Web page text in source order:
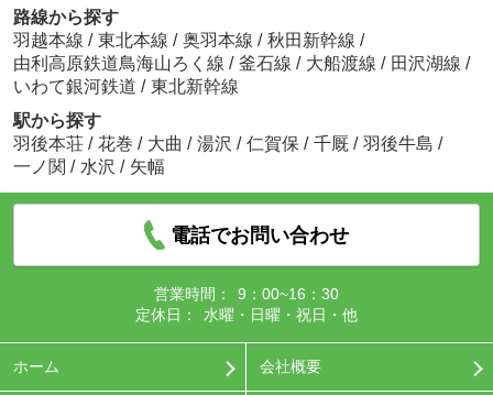
路線から探す
羽越本線 / 東北本線 / 奥羽本線 / 秋田新幹線 /
由利高原鉄道鳥海山ろく線 / 釜石線 / 大船渡線 / 田沢湖線 /
いわて銀河鉄道 / 東北新幹線
駅から探す
羽後本荘 / 花巻 / 大曲 / 湯沢 / 仁賀保 / 千厩 / 羽後牛島 /
一ノ関 / 水沢 / 矢幅
電話でお問い合わせ
営業時間：
9：00~16：30
定休日：
水曜・日曜・祝日・他
ホーム 会社概要